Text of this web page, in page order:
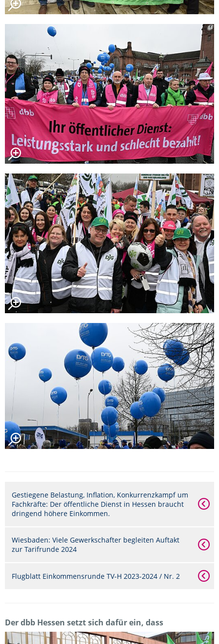
Gestiegene Belastung, Inflation, Konkurrenzkampf um
Fachkräfte: Der öffentliche Dienst in Hessen braucht
dringend höhere Einkommen.
Wiesbaden: Viele Gewerkschafter begleiten Auftakt
zur Tarifrunde 2024
Flugblatt Einkommensrunde TV-H 2023-2024 / Nr. 2
Der dbb Hessen setzt sich dafür ein, dass